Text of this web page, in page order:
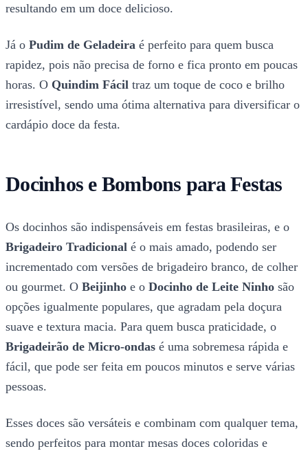
resultando em um doce delicioso.
Já o Pudim de Geladeira é perfeito para quem busca
rapidez, pois não precisa de forno e fica pronto em poucas
horas. O Quindim Fácil traz um toque de coco e brilho
irresistível, sendo uma ótima alternativa para diversificar o
cardápio doce da festa.
Docinhos e Bombons para Festas
Os docinhos são indispensáveis em festas brasileiras, e o
Brigadeiro Tradicional é o mais amado, podendo ser
incrementado com versões de brigadeiro branco, de colher
ou gourmet. O Beijinho e o Docinho de Leite Ninho são
opções igualmente populares, que agradam pela doçura
suave e textura macia. Para quem busca praticidade, o
Brigadeirão de Micro-ondas é uma sobremesa rápida e
fácil, que pode ser feita em poucos minutos e serve várias
pessoas.
Esses doces são versáteis e combinam com qualquer tema,
sendo perfeitos para montar mesas doces coloridas e